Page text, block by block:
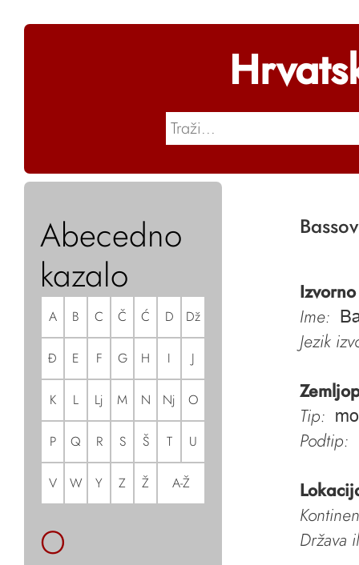
Abecedno
kazalo
A B C Č Ć D Dž
Đ E F G H I J
K L Lj M N Nj O
P Q R S Š T U
V W Y Z Ž A-Ž
O
Ime:
Jezik
Tip:
Podtip:
Država